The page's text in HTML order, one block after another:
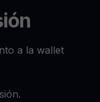
a la wallet